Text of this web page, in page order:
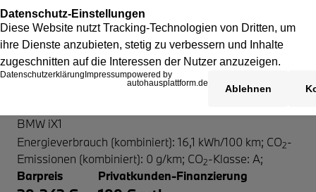
BMW iX1
Energieverbrauch (kombiniert): 16,1 kWh/100 km; CO2-
Emissionen (kombiniert): 0 g/km; CO2-Klasse: A;
Barpreis
Privatkunden-Finanzierung